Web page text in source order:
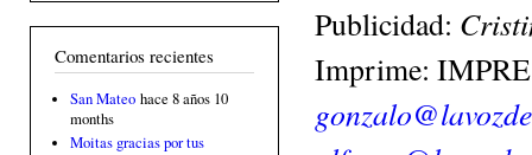
Comentarios recientes
San Mateo hace 8 años 10
months
Moitas gracias por tus
Publicidad:
Imprime: